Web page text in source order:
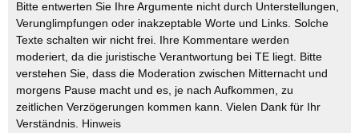
Bitte entwerten Sie Ihre Argumente nicht durch Unterstellungen,
Verunglimpfungen oder inakzeptable Worte und Links. Solche
Texte schalten wir nicht frei. Ihre Kommentare werden
moderiert, da die juristische Verantwortung bei TE liegt. Bitte
verstehen Sie, dass die Moderation zwischen Mitternacht und
morgens Pause macht und es, je nach Aufkommen, zu
zeitlichen Verzögerungen kommen kann. Vielen Dank für Ihr
Verständnis. Hinweis